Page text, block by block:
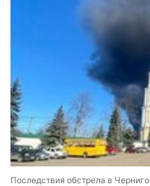
Последствия обстрела в